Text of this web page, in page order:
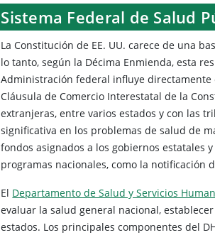
Sistema Federal de Salud
La Constitución de EE. UU. carece de una
lo tanto, según la Décima Enmienda, esta
Administración federal influye directamente
Cláusula de Comercio Interestatal de la
extranjeras, entre varios estados y con las
significativa en los problemas de salud de
fondos asignados a los gobiernos estatales
programas nacionales, como la notificación
El Departamento de Salud y Servicios
evaluar la salud general nacional,
estados. Los principales componentes del